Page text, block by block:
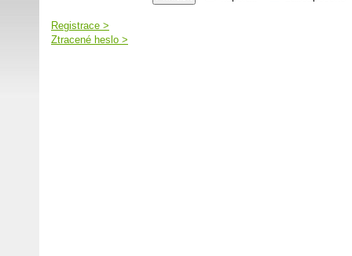
Registrace >
Ztracené heslo >